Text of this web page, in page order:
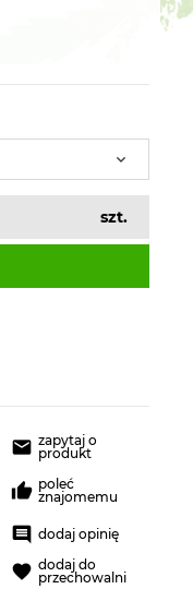
szt.
zapytaj o
produkt
poleć
znajomemu
dodaj opinię
dodaj do
przechowalni